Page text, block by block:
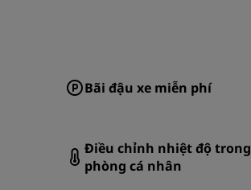
Bãi đậu xe miễn phí
Điều chỉnh nhiệt độ trong
phòng cá nhân